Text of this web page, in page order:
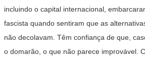
incluindo o capital internacional,
fascista quando sentiram que as
não decolavam. Têm confiança de que,
o domarão, o que não parece improvável.